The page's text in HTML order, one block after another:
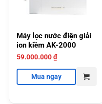
Máy lọc nước điện giải
ion kiềm AK-2000
59.000.000₫
Mua ngay